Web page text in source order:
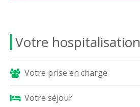
Votre hospitalisation
Votre prise en charge
Votre séjour